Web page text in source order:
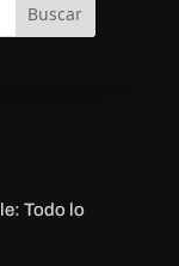
Buscar
Todo lo